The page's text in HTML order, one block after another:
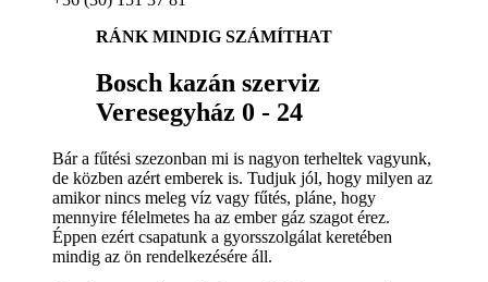
RÁNK MINDIG SZÁMÍTHAT
Bosch kazán szerviz
Veresegyház 0 - 24
Bár a fűtési szezonban mi is nagyon terheltek vagyunk,
de közben azért emberek is. Tudjuk jól, hogy milyen az
amikor nincs meleg víz vagy fűtés, pláne, hogy
mennyire félelmetes ha az ember gáz szagot érez.
Éppen ezért csapatunk a gyorsszolgálat keretében
mindig az ön rendelkezésére áll.